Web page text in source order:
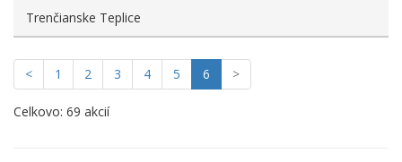
Trenčianske Teplice
< 1 2 3 4 5 6 >
Celkovo: 69 akcií